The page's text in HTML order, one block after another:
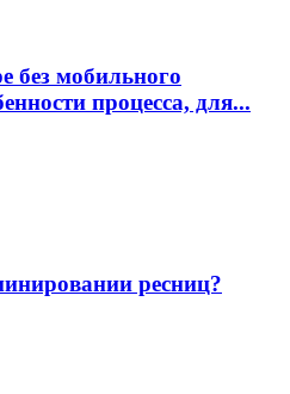
без мобильного
процесса, для...
ресниц?